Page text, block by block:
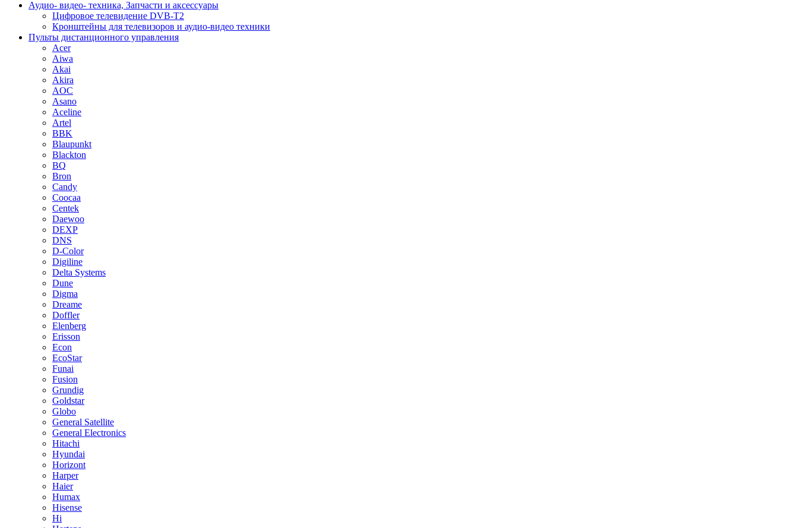
Аудио- видео- техника, Запчасти и аксессуары
Цифровое телевидение DVB-T2
Кронштейны для телевизоров и аудио-видео техники
Пульты дистанционного управления
Acer
Aiwa
Akai
Akira
AOC
Asano
Aceline
Artel
BBK
Blaupunkt
Blackton
BQ
Bron
Candy
Coocaa
Centek
Daewoo
DEXP
DNS
D-Color
Digiline
Delta Systems
Dune
Digma
Dreame
Doffler
Elenberg
Erisson
Econ
EcoStar
Funai
Fusion
Grundig
Goldstar
Globo
General Satellite
General Electronics
Hitachi
Hyundai
Horizont
Harper
Haier
Humax
Hisense
Hi